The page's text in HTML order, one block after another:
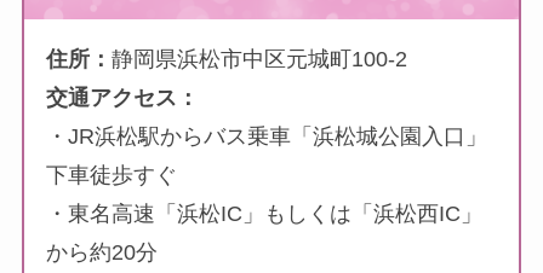
住所： 静岡県浜松市中区元城町100-2
交通アクセス：
・JR浜松駅からバス乗車「浜松城公園入口」
下車徒歩すぐ
・東名高速「浜松IC」もしくは「浜松西IC」
から約20分